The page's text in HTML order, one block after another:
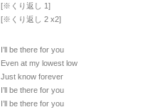
[※くり返し 1]
[※くり返し 2 x2]
I’ll be there for you
Even at my lowest low
Just know forever
I’ll be there for you
I’ll be there for you